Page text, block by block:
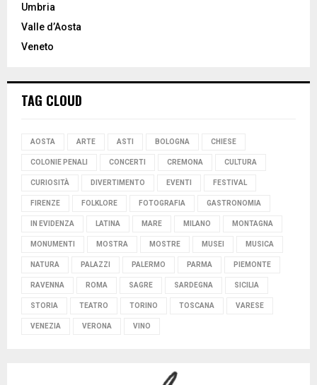
Umbria
Valle d’Aosta
Veneto
TAG CLOUD
AOSTA ARTE ASTI BOLOGNA CHIESE
COLONIE PENALI CONCERTI CREMONA CULTURA
CURIOSITÀ DIVERTIMENTO EVENTI FESTIVAL
FIRENZE FOLKLORE FOTOGRAFIA GASTRONOMIA
IN EVIDENZA LATINA MARE MILANO MONTAGNA
MONUMENTI MOSTRA MOSTRE MUSEI MUSICA
NATURA PALAZZI PALERMO PARMA PIEMONTE
RAVENNA ROMA SAGRE SARDEGNA SICILIA
STORIA TEATRO TORINO TOSCANA VARESE
VENEZIA VERONA VINO